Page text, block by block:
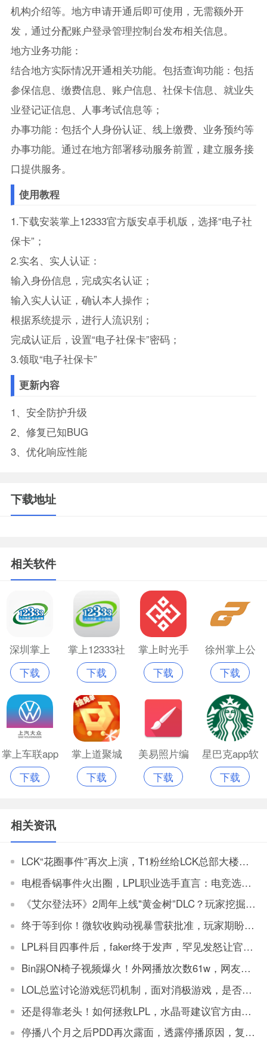
机构介绍等。地方申请开通后即可使用，无需额外开
发，通过分配账户登录管理控制台发布相关信息。
地方业务功能：
结合地方实际情况开通相关功能。包括查询功能：包括
参保信息、缴费信息、账户信息、社保卡信息、就业失
业登记证信息、人事考试信息等；
办事功能：包括个人身份认证、线上缴费、业务预约等
办事功能。通过在地方部署移动服务前置，建立服务接
口提供服务。
使用教程
1.下载安装掌上12333官方版安卓手机版，选择“电子社
保卡”；
2.实名、实人认证：
输入身份信息，完成实名认证；
输入实人认证，确认本人操作；
根据系统提示，进行人流识别；
完成认证后，设置“电子社保卡”密码；
3.领取“电子社保卡”
更新内容
1、安全防护升级
2、修复已知BUG
3、优化响应性能
下载地址
相关软件
深圳掌上
12333
下载
掌上12333社
保app
下载
掌上时光手
机版
下载
徐州掌上公
交app
下载
掌上车联app
下载
掌上道聚城
app官网版
下载
美易照片编
辑painter软
下载
星巴克app软
件免费版
下载
相关资讯
LCK“花圈事件”再次上演，T1粉丝给LCK总部大楼赠送多个花圈
电棍香锅事件火出圈，LPL职业选手直言：电竞选手被打上“低素质”标签
《艾尔登法环》2周年上线"黄金树”DLC？玩家挖掘游戏源文件发现DLC信息
终于等到你！微软收购动视暴雪获批准，玩家期盼国服回归
LPL科目四事件后，faker终于发声，罕见发怒让官方解决
Bin踢ON椅子视频爆火！外网播放次数61w，网友：坏事传千里
LOL总监讨论游戏惩罚机制，面对消极游戏，是否要永久封机器？
还是得靠老头！如何拯救LPL，水晶哥建议官方由观众投票让老头复出打比赛
停播八个月之后PDD再次露面，透露停播原因，复播将不会在斗鱼